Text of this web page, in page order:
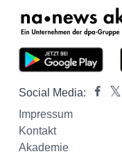
Social Media:
Impressum
Kontakt
Akademie